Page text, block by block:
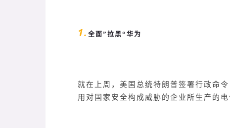
1. 全面”拉黑“华为
就在上周，美国总统特朗普签署行政命令
用对国家安全构成威胁的企业所生产的电